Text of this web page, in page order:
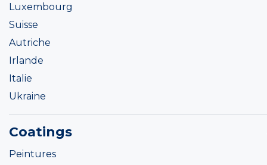
Luxembourg
Suisse
Autriche
Irlande
Italie
Ukraine
Coatings
Peintures